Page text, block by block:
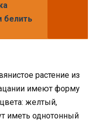
белить
растение из
имеют форму
желтый,
иметь однотонный